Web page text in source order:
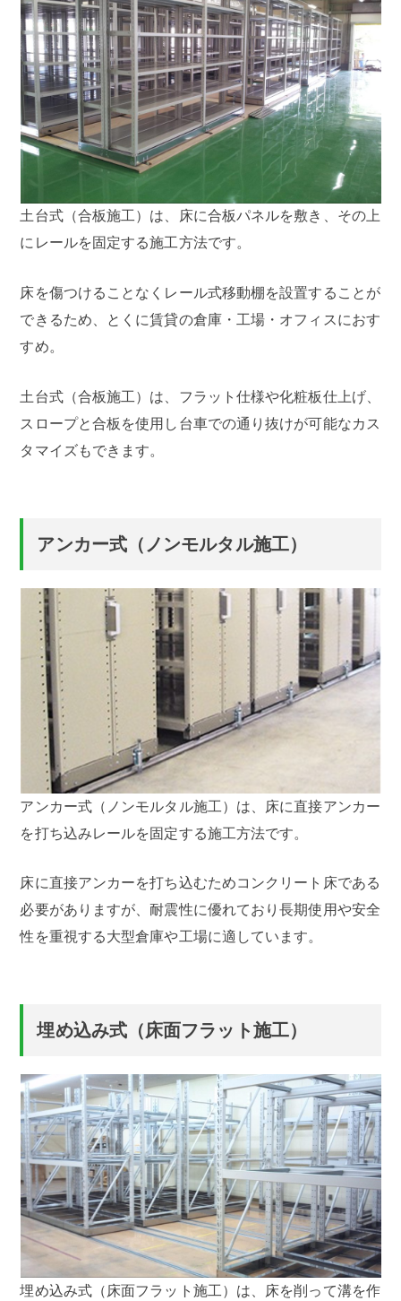
土台式（合板施工）は、床に合板パネルを敷き、その上
にレールを固定する施工方法です。
床を傷つけることなくレール式移動棚を設置することが
できるため、とくに賃貸の倉庫・工場・オフィスにおす
すめ。
土台式（合板施工）は、フラット仕様や化粧板仕上げ、
スロープと合板を使用し台車での通り抜けが可能なカス
タマイズもできます。
アンカー式（ノンモルタル施工）
アンカー式（ノンモルタル施工）は、床に直接アンカー
を打ち込みレールを固定する施工方法です。
床に直接アンカーを打ち込むためコンクリート床である
必要がありますが、耐震性に優れており長期使用や安全
性を重視する大型倉庫や工場に適しています。
埋め込み式（床面フラット施工）
埋め込み式（床面フラット施工）は、床を削って溝を作